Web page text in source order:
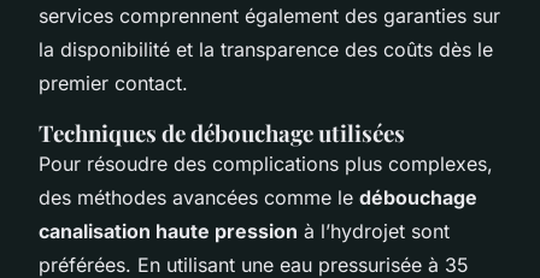
services comprennent également des garanties sur
la disponibilité et la transparence des coûts dès le
premier contact.
Techniques de débouchage utilisées
Pour résoudre des complications plus complexes,
des méthodes avancées comme le débouchage
canalisation haute pression à l’hydrojet sont
préférées. En utilisant une eau pressurisée à 35